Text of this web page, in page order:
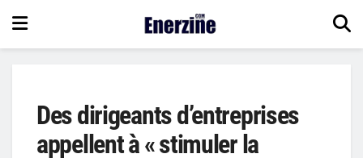
Des dirigeants d’entreprises
appellent à « stimuler la